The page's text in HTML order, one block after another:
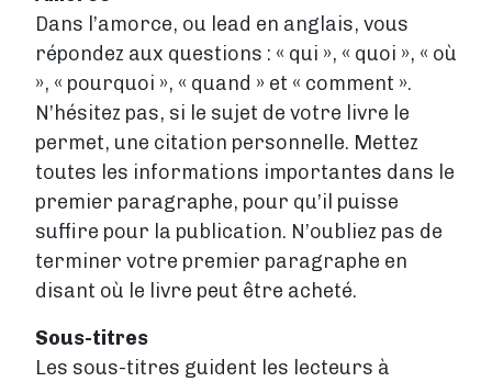
Dans l’amorce, ou lead en anglais, vous
répondez aux questions : « qui », « quoi », « où
», « pourquoi », « quand » et « comment ».
N’hésitez pas, si le sujet de votre livre le
permet, une citation personnelle. Mettez
toutes les informations importantes dans le
premier paragraphe, pour qu’il puisse
suffire pour la publication. N’oubliez pas de
terminer votre premier paragraphe en
disant où le livre peut être acheté.
Sous-titres
Les sous-titres guident les lecteurs à